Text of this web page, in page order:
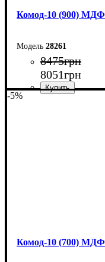
Комод-10 (900) МДФ
28261
8475грн
8051грн
-5%
Комод-10 (700) МДФ